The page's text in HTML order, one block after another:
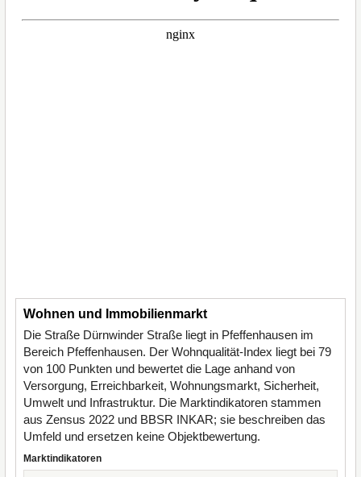
Wohnen und Immobilienmarkt
Die Straße Dürnwinder Straße liegt in Pfeffenhausen im
Bereich Pfeffenhausen. Der Wohnqualität-Index liegt bei 79
von 100 Punkten und bewertet die Lage anhand von
Versorgung, Erreichbarkeit, Wohnungsmarkt, Sicherheit,
Umwelt und Infrastruktur. Die Marktindikatoren stammen
aus Zensus 2022 und BBSR INKAR; sie beschreiben das
Umfeld und ersetzen keine Objektbewertung.
Marktindikatoren